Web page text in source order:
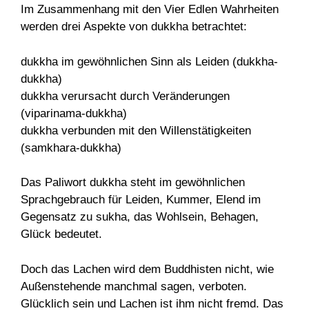
Im Zusammenhang mit den Vier Edlen Wahrheiten
werden drei Aspekte von dukkha betrachtet:
dukkha im gewöhnlichen Sinn als Leiden (dukkha-
dukkha)
dukkha verursacht durch Veränderungen
(viparinama-dukkha)
dukkha verbunden mit den Willenstätigkeiten
(samkhara-dukkha)
Das Paliwort dukkha steht im gewöhnlichen
Sprachgebrauch für Leiden, Kummer, Elend im
Gegensatz zu sukha, das Wohlsein, Behagen,
Glück bedeutet.
Doch das Lachen wird dem Buddhisten nicht, wie
Außenstehende manchmal sagen, verboten.
Glücklich sein und Lachen ist ihm nicht fremd. Das